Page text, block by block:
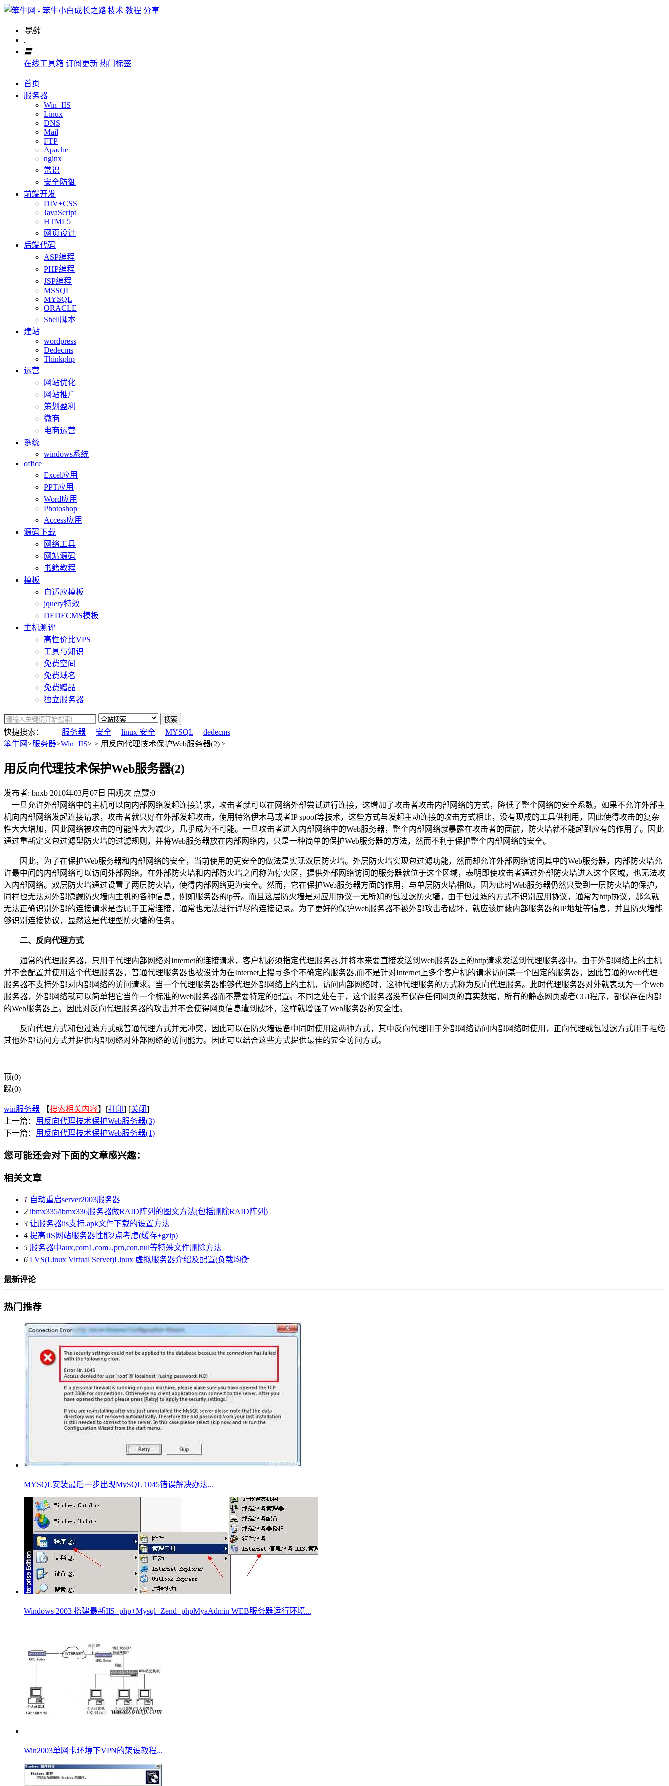
导航
.
〓
在线工具箱 订阅更新 热门标签
首页
服务器
Win+IIS
Linux
DNS
Mail
FTP
Apache
nginx
常识
安全防御
前端开发
DIV+CSS
JavaScript
HTML5
网页设计
后端代码
ASP编程
PHP编程
JSP编程
MSSQL
MYSQL
ORACLE
Shell脚本
建站
wordpress
Dedecms
Thinkphp
运营
网站优化
网站推广
策划盈利
微商
电商运营
系统
windows系统
office
Excel应用
PPT应用
Word应用
Photoshop
Access应用
源码下载
网络工具
网站源码
书籍教程
模板
自适应模板
jquery特效
DEDECMS模板
主机测评
高性价比VPS
工具与知识
免费空间
免费域名
免费赠品
独立服务器
搜索
快捷搜索： 服务器 安全 linux 安全 MYSQL
dedecms
笨牛网>服务器>Win+IIS> > 用反向代理技术保护Web服务器(2) >
用反向代理技术保护Web服务器(2)
发布者: bnxb 2010年03月07日 围观次 点赞:0
一旦允许外部网络中的主机可以向内部网络发起连接请求，攻击者就可以在网络外部尝试进行连接，这增加了攻击者攻击内部网络的方式，降低了整个网络的安全系数。如果不允许外部主
机向内部网络发起连接请求，攻击者就只好在外部发起攻击，使用特洛伊木马或者IP spoof等技术，这些方式与发起主动连接的攻击方式相比，没有现成的工具供利用，因此使得攻击的复杂
性大大增加，因此网络被攻击的可能性大为减少，几乎成为不可能。一旦攻击者进入内部网络中的Web服务器，整个内部网络就暴露在攻击者的面前，防火墙就不能起到应有的作用了。因此
通过重新定义包过滤型防火墙的过滤规则，并将Web服务器放在内部网络内，只是一种简单的保护Web服务器的方法，然而不利于保护整个内部网络的安全。
因此，为了在保护Web服务器和内部网络的安全，当前使用的更安全的做法是实现双层防火墙。外层防火墙实现包过滤功能，然而却允许外部网络访问其中的Web服务器，内部防火墙允
许最中间的内部网络可以访问外部网络。在外部防火墙和内部防火墙之间称为停火区，提供外部网络访问的服务器就位于这个区域，表明即使攻击者通过外部防火墙进入这个区域，也无法攻
入内部网络。双层防火墙通过设置了两层防火墙，使得内部网络更为安全。然而，它在保护Web服务器方面的作用，与单层防火墙相似。因为此时Web服务器仍然只受到一层防火墙的保护，
同样也无法对外部隐藏防火墙内主机的各种信息，例如服务器的ip等。而且这层防火墙是对应用协议一无所知的包过滤防火墙，由于包过滤的方式不识别应用协议，通常为http协议，那么就
无法正确识别外部的连接请求是否属于正常连接，通常也无法进行详尽的连接记录。为了更好的保护Web服务器不被外部攻击者破坏，就应该屏蔽内部服务器的IP地址等信息，并且防火墙能
够识别连接协议，显然这是代理型防火墙的任务。
二、反向代理方式
通常的代理服务器，只用于代理内部网络对Internet的连接请求，客户机必须指定代理服务器,并将本来要直接发送到Web服务器上的http请求发送到代理服务器中。由于外部网络上的主机
并不会配置并使用这个代理服务器，普通代理服务器也被设计为在Internet上搜寻多个不确定的服务器,而不是针对Internet上多个客户机的请求访问某一个固定的服务器，因此普通的Web代理
服务器不支持外部对内部网络的访问请求。当一个代理服务器能够代理外部网络上的主机，访问内部网络时，这种代理服务的方式称为反向代理服务。此时代理服务器对外就表现为一个Web
服务器，外部网络就可以简单把它当作一个标准的Web服务器而不需要特定的配置。不同之处在于，这个服务器没有保存任何网页的真实数据，所有的静态网页或者CGI程序，都保存在内部
的Web服务器上。因此对反向代理服务器的攻击并不会使得网页信息遭到破坏，这样就增强了Web服务器的安全性。
反向代理方式和包过滤方式或普通代理方式并无冲突，因此可以在防火墙设备中同时使用这两种方式，其中反向代理用于外部网络访问内部网络时使用，正向代理或包过滤方式用于拒绝
其他外部访问方式并提供内部网络对外部网络的访问能力。因此可以结合这些方式提供最佳的安全访问方式。
顶(0)
踩(0)
win服务器 【搜索相关内容】[打印] [关闭]
上一篇： 用反向代理技术保护Web服务器(3)
下一篇： 用反向代理技术保护Web服务器(1)
您可能还会对下面的文章感兴趣：
相关文章
1 自动重启server2003服务器
2 ibmx335/ibmx336服务器做RAID阵列的图文方法(包括删除RAID阵列)
3 让服务器iis支持.apk文件下载的设置方法
4 提高IIS网站服务器性能2点考虑(缓存+gzip)
5 服务器中aux,com1,com2,prn,con,nul等特殊文件删除方法
6 LVS(Linux Virtual Server)Linux 虚拟服务器介绍及配置(负载均衡
最新评论
热门推荐
MYSQL安装最后一步出现MySQL 1045错误解决办法...
Windows 2003 搭建最新IIS+php+Mysql+Zend+phpMyaAdmin WEB服务器运行环境...
Win2003单网卡环境下VPN的架设教程...